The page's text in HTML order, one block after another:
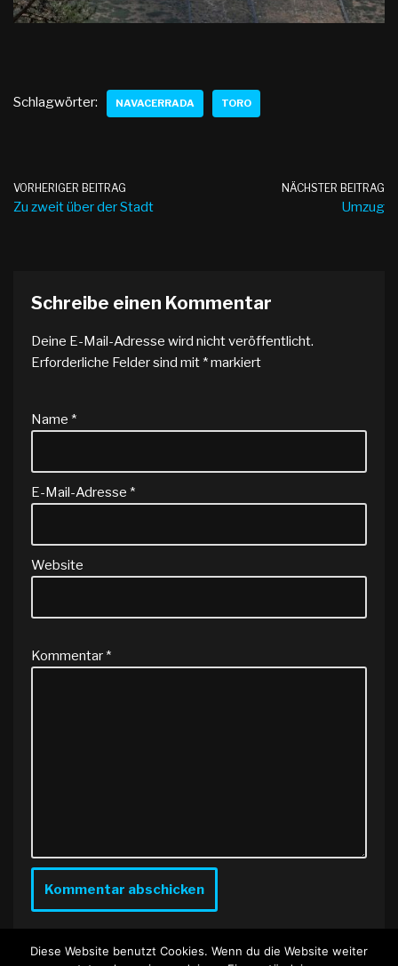
Schlagwörter: NAVACERRADA TORO
VORHERIGER BEITRAG
Zu zweit über der Stadt
NÄCHSTER BEITRAG
Umzug
Schreibe einen Kommentar
Deine E-Mail-Adresse wird nicht veröffentlicht.
Erforderliche Felder sind mit *markiert
Name *
E-Mail-Adresse *
Website
Kommentar *
Diese Website benutzt Cookies. Wenn du die Website weiter